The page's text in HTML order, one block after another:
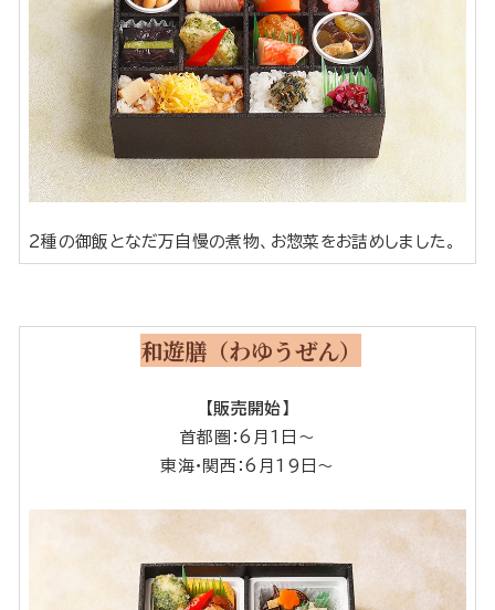
2種の御飯となだ万自慢の煮物、お惣菜をお詰めしました。
和遊膳（わゆうぜん）
【販売開始】
首都圏：6月1日～
東海・関西：6月19日～